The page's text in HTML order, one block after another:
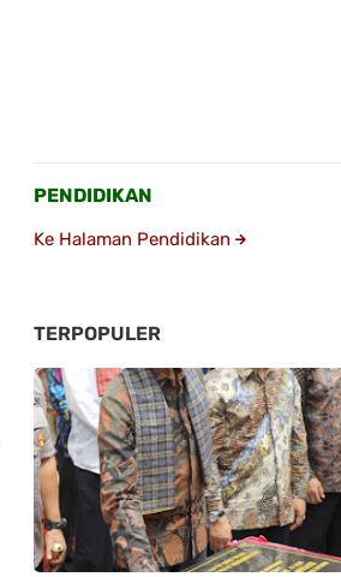
PENDIDIKAN
Ke Halaman Pendidikan
TERPOPULER